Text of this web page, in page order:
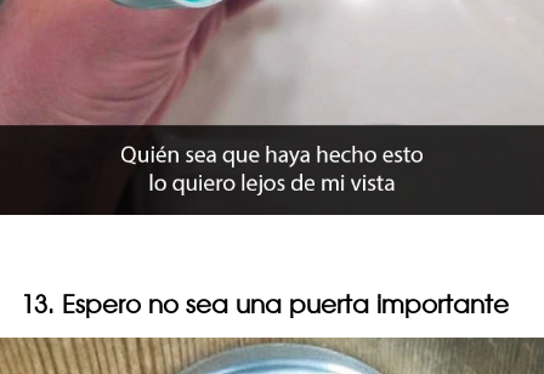
13. Espero no sea una puerta importante